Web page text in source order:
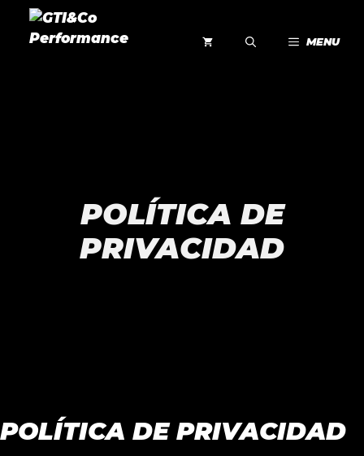
Saltar
MENU
POLÍTICA DE
PRIVACIDAD
POLÍTICA DE PRIVACIDAD